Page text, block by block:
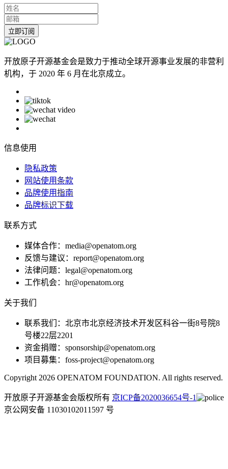
立即订阅
开放原子开源基金会是致力于推动全球开源事业发展的非营利
机构，于 2020 年 6 月在北京成立。
信息使用
隐私政策
网站使用条款
品牌使用指南
品牌标识下载
联系方式
媒体合作：media@openatom.org
反馈与建议：report@openatom.org
法律问题：legal@openatom.org
工作机会：hr@openatom.org
关于我们
联系我们：北京市北京经济技术开发区科谷一街8号院8
号楼22层2201
资金捐赠：sponsorship@openatom.org
项目募集：foss-project@openatom.org
Copyright 2026 OPENATOM FOUNDATION. All rights reserved.
开放原子开源基金会版权所有 京ICP备2020036654号-1
京公网安备 11030102011597 号